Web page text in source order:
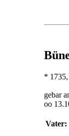
*
gebar
oo
Vater: